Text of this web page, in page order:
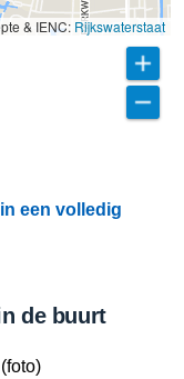
& IENC: Rijkswaterstaat
een volledig
de buurt
(foto)